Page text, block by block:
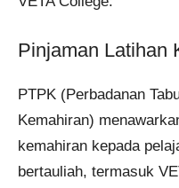
Pinjaman Latihan
PTPK (Perbadanan
Kemahiran)
kemahiran kepada
bertauliah, termasuk